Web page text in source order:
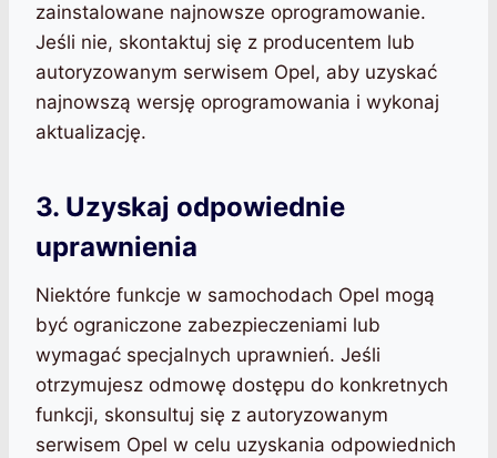
zainstalowane najnowsze oprogramowanie.
Jeśli nie, skontaktuj się z producentem lub
autoryzowanym serwisem Opel, aby uzyskać
najnowszą wersję oprogramowania i wykonaj
aktualizację.
3. Uzyskaj odpowiednie
uprawnienia
Niektóre funkcje w samochodach Opel mogą
być ograniczone zabezpieczeniami lub
wymagać specjalnych uprawnień. Jeśli
otrzymujesz odmowę dostępu do konkretnych
funkcji, skonsultuj się z autoryzowanym
serwisem Opel w celu uzyskania odpowiednich